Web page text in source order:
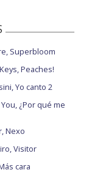
Superbloom
Peaches!
Yo canto 2
You, ¿Por qué me
Nexo
Visitor
cara